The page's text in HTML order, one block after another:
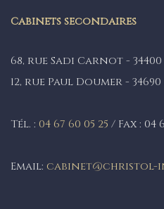
Cabinets secondaires
68, rue Sadi Carnot -
12, rue Paul Doumer -
Tél. : 04 67 60 05 25 / Fax : 04
Email: cabinet@christol-